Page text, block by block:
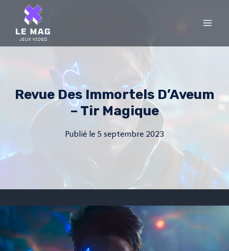
content
Revue Des Immortels D’Aveum
– Tir Magique
Publié le 5 septembre 2023